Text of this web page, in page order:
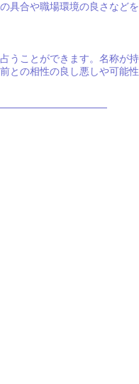
具合や職場環境の良さなどを
うことができます。名称が持
との相性の良し悪しや可能性